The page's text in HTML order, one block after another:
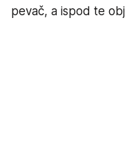
pevač, a ispod te